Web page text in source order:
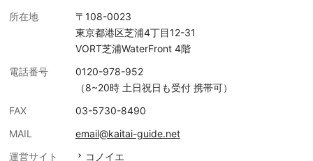
所在地
〒108-0023
東京都港区芝浦4丁目12-31
VORT芝浦WaterFront 4階
電話番号
0120-978-952
（8~20時 土日祝日も受付 携帯可）
FAX
03-5730-8490
MAIL
email@kaitai-guide.net
運営サイト
コノイエ